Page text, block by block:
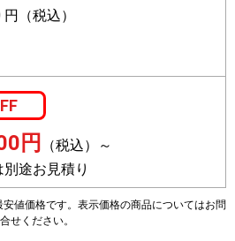
（税込）
円
（税込）～
途お見積り
値価格です。表示価格の商品についてはお問
合せください。